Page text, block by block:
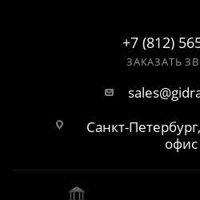
+7 (812)
ЗАКАЗАТЬ
Санкт-
офис